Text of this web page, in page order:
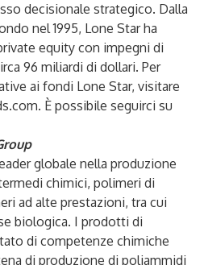
decisionale strategico. Dalla
nel 1995, Lone Star ha
equity con impegni di
96 miliardi di dollari. Per
ai fondi Lone Star, visitare
. È possibile seguirci su
globale nella produzione
chimici, polimeri di
ad alte prestazioni, tra cui
biologica. I prodotti di
di competenze chimiche
di produzione di poliammidi